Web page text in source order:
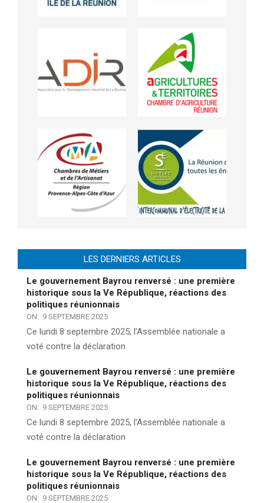
LES DERNIERS ARTICLES
Le gouvernement Bayrou renversé : une première
historique sous la Ve République, réactions des
politiques réunionnais
ON: 9 SEPTEMBRE 2025
Ce lundi 8 septembre 2025, l’Assemblée nationale a
voté contre la déclaration
Le gouvernement Bayrou renversé : une première
historique sous la Ve République, réactions des
politiques réunionnais
ON: 9 SEPTEMBRE 2025
Ce lundi 8 septembre 2025, l’Assemblée nationale a
voté contre la déclaration
Le gouvernement Bayrou renversé : une première
historique sous la Ve République, réactions des
politiques réunionnais
ON: 9 SEPTEMBRE 2025